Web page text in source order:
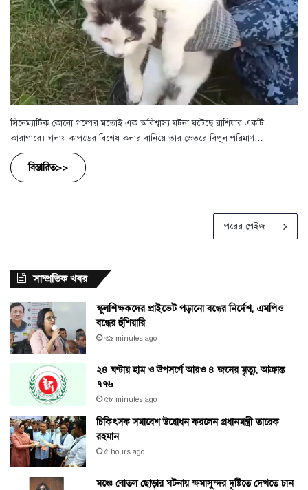
সিনেম্যাটিক কোনো গল্পের মতোই এক অবিশ্বাস্য ঘটনা ঘটেছে রাশিয়ার একটি
কারাগারে। গলায় কাপড়ের বিশেষ কলার বানিয়ে তার ভেতরে বিপুল পরিমাণ…
বিস্তারিত>>
পরের পেইজ
সাম্প্রতিক খবর
স্কুলশিক্ষকদের প্রাইভেট পড়ানো বন্ধের নির্দেশ, এমপিও
বন্ধের হুঁশিয়ারি
৩৯ minutes ago
২৪ ঘণ্টায় হাম ও উপসর্গে আরও ৪ জনের মৃত্যু, আক্রান্ত
৭৭৬
৫৮ minutes ago
চিকিৎসক সমাবেশ উদ্বোধন করলেন প্রধানমন্ত্রী তারেক
রহমান
৫ hours ago
মঞ্চে বোতল ছোড়ার ঘটনায় ক্ষমাসুন্দর দৃষ্টিতে দেখতে চান